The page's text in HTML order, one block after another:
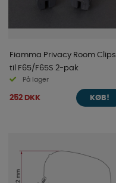
Fiamma Privacy Room Clips
til F65/F65S 2-pak
På lager
252 DKK KØB!